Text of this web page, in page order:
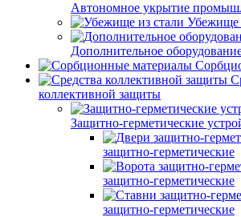
Автономное укрытие
Убежище
Дополнительное
коллективной защиты
Защитно-герметические
защитно-герметические
защитно-герметические
защитно-герметические